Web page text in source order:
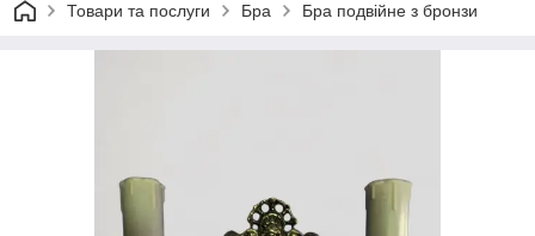
Товари та послуги Бра Бра подвійне з бронзи